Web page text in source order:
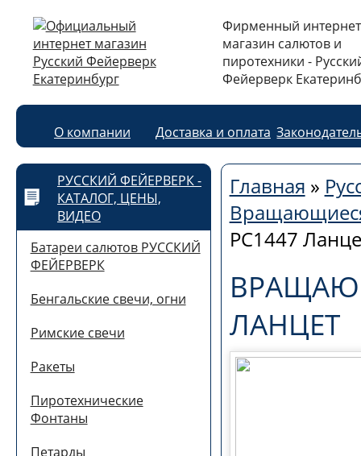
Фирменный интернет
магазин салютов и
пиротехники -
Фейерверк
О компании Доставка и оплата
РУССКИЙ ФЕЙЕРВЕРК -
КАТАЛОГ, ЦЕНЫ,
ВИДЕО
Батареи салютов РУССКИЙ
ФЕЙЕРВЕРК
Бенгальские свечи, огни
Римские свечи
Ракеты
Пиротехнические
Фонтаны
Петарды
Главная »
РС1447
ЛАНЦЕТ